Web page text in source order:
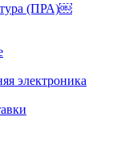
(ПРА)￼
электроника